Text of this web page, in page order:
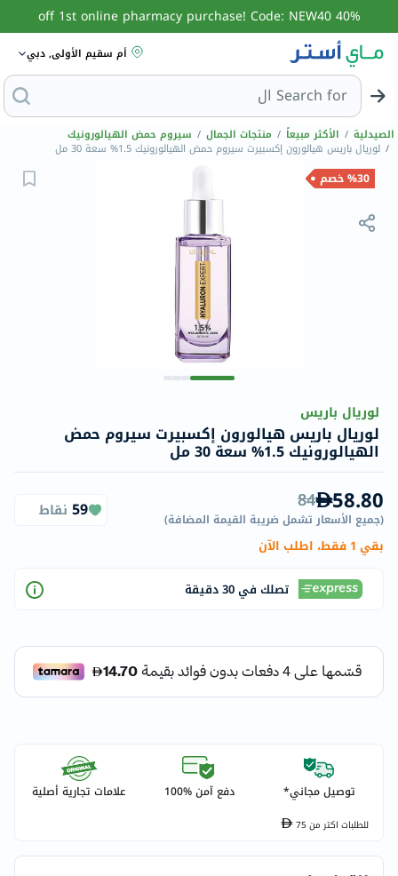
40% off 1st online pharmacy purchase! Code: NEW40
أم سقيم الأولى, دبي
Search for البحث عن مزيل عرق
الصيدلية / الأكثر مبيعاً / منتجات الجمال / سيروم حمض الهيالورونيك
/ لوريال باريس هيالورون إكسبيرت سيروم حمض الهيالورونيك 1.5% سعة 30 مل
%30 خصم
لوريال باريس
لوريال باريس هيالورون إكسبيرت سيروم حمض
الهيالورونيك 1.5% سعة 30 مل
58.80
84
(جميع الأسعار تشمل ضريبة القيمة المضافة)
59 نقاط
بقي 1 فقط، اطلب الآن
تصلك في 30 دقيقة
توصيل مجاني* دفع آمن %100 علامات تجارية أصلية
للطلبات اكتر من75